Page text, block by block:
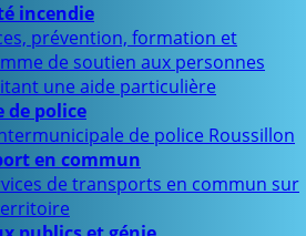
incendie
prévention, formation et
de soutien aux personnes
une aide particulière
de police
de police Roussillon
en commun
de transports en commun sur